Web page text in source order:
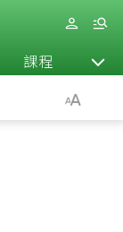
課程 退休